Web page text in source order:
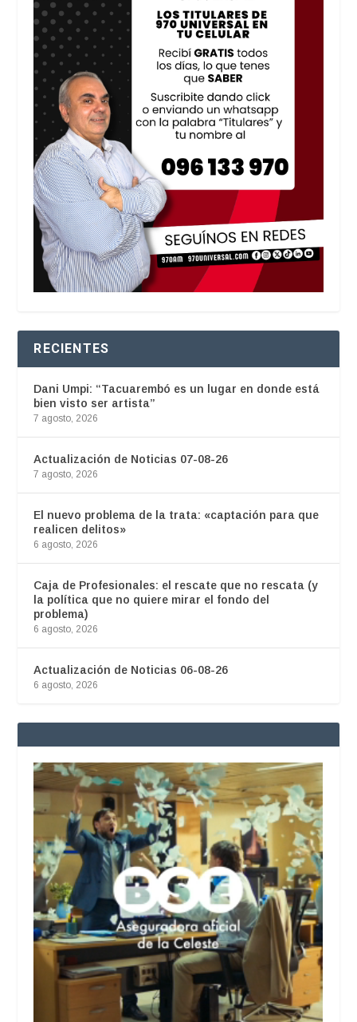
RECIENTES
Dani Umpi: “Tacuarembó es un lugar en donde está
bien visto ser artista”
7 agosto, 2026
Actualización de Noticias 07-08-26
7 agosto, 2026
El nuevo problema de la trata: «captación para que
realicen delitos»
6 agosto, 2026
Caja de Profesionales: el rescate que no rescata (y
la política que no quiere mirar el fondo del
problema)
6 agosto, 2026
Actualización de Noticias 06-08-26
6 agosto, 2026